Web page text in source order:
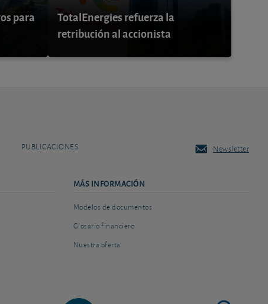
para
TotalEnergies refuerza la
retribución al accionista
PUBLICACIONES Newsletter
MÁS INFORMACIÓN
Modelos de documentos
Glosario financiero
Nuestra oferta